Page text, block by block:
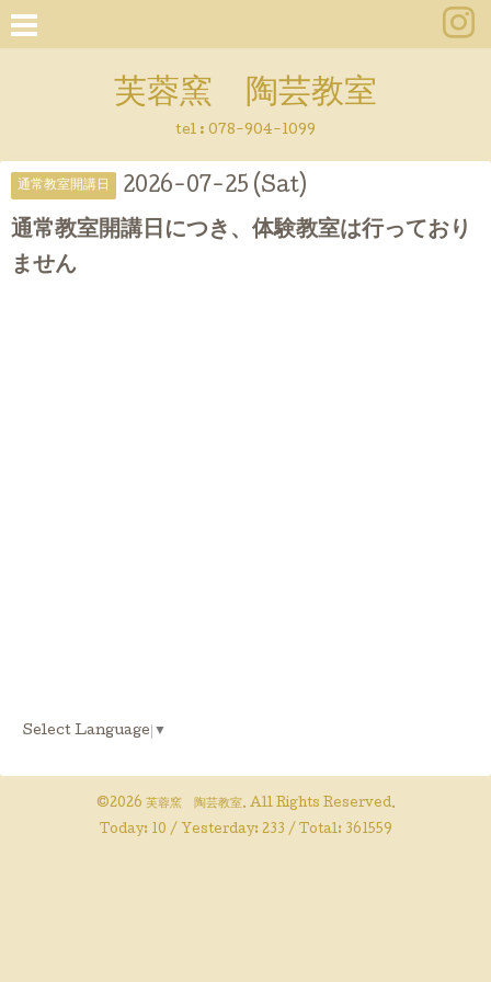
芙蓉窯 陶芸教室
tel : 078-904-1099
通常教室開講日 2026-07-25 (Sat)
通常教室開講日につき、体験教室は行っており
ません
Select Language ▼
©2026 芙蓉窯 陶芸教室. All Rights Reserved.
Today: 10 / Yesterday: 233 / Total: 361559